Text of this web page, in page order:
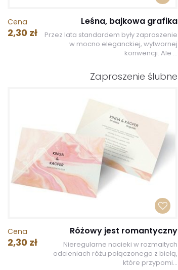
Cena
2,30 zł
Leśna, bajkowa grafika
Przez lata standardem były zaproszenie
w mocno eleganckiej, wytwornej
konwencji. Ale ...
Zaproszenie ślubne
Cena
2,30 zł
Różowy jest romantyczny
Nieregularne nacieki w rozmaitych
odcieniach różu połączonego z bielą,
które przypomi...